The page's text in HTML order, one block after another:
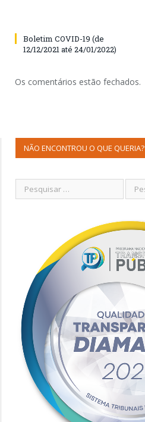
Boletim COVID-19 (de
12/12/2021 até 24/01/2022)
Os comentários estão fechados.
NÃO ENCONTROU O QUE QUERIA?